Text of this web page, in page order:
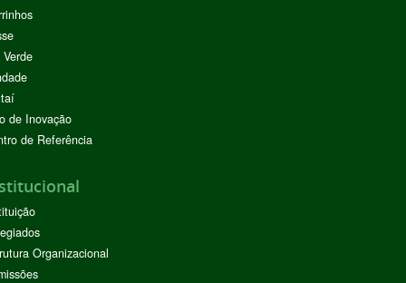
de Inovação
de Referência
Organizacional